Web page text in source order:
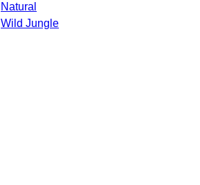
Natural
Wild Jungle